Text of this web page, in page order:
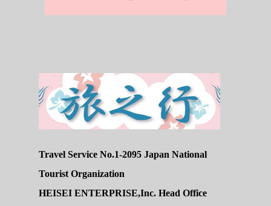
Travel Service No.1-2095 Japan National
Tourist Organization
HEISEI ENTERPRISE,Inc. Head Office